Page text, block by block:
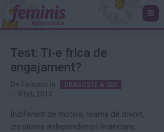
Test: Ti-e frica de
angajament?
DRAGOSTE & SEX
Indiferent de motive, teama de divort,
cresterea independentei financiare,